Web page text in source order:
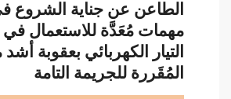
الطاعن عن جناية الشروع
مهمات مُعَدَّة للاستعمال
التيار الكهربائي بعقوبة
المُقَررة للجريمة التامة